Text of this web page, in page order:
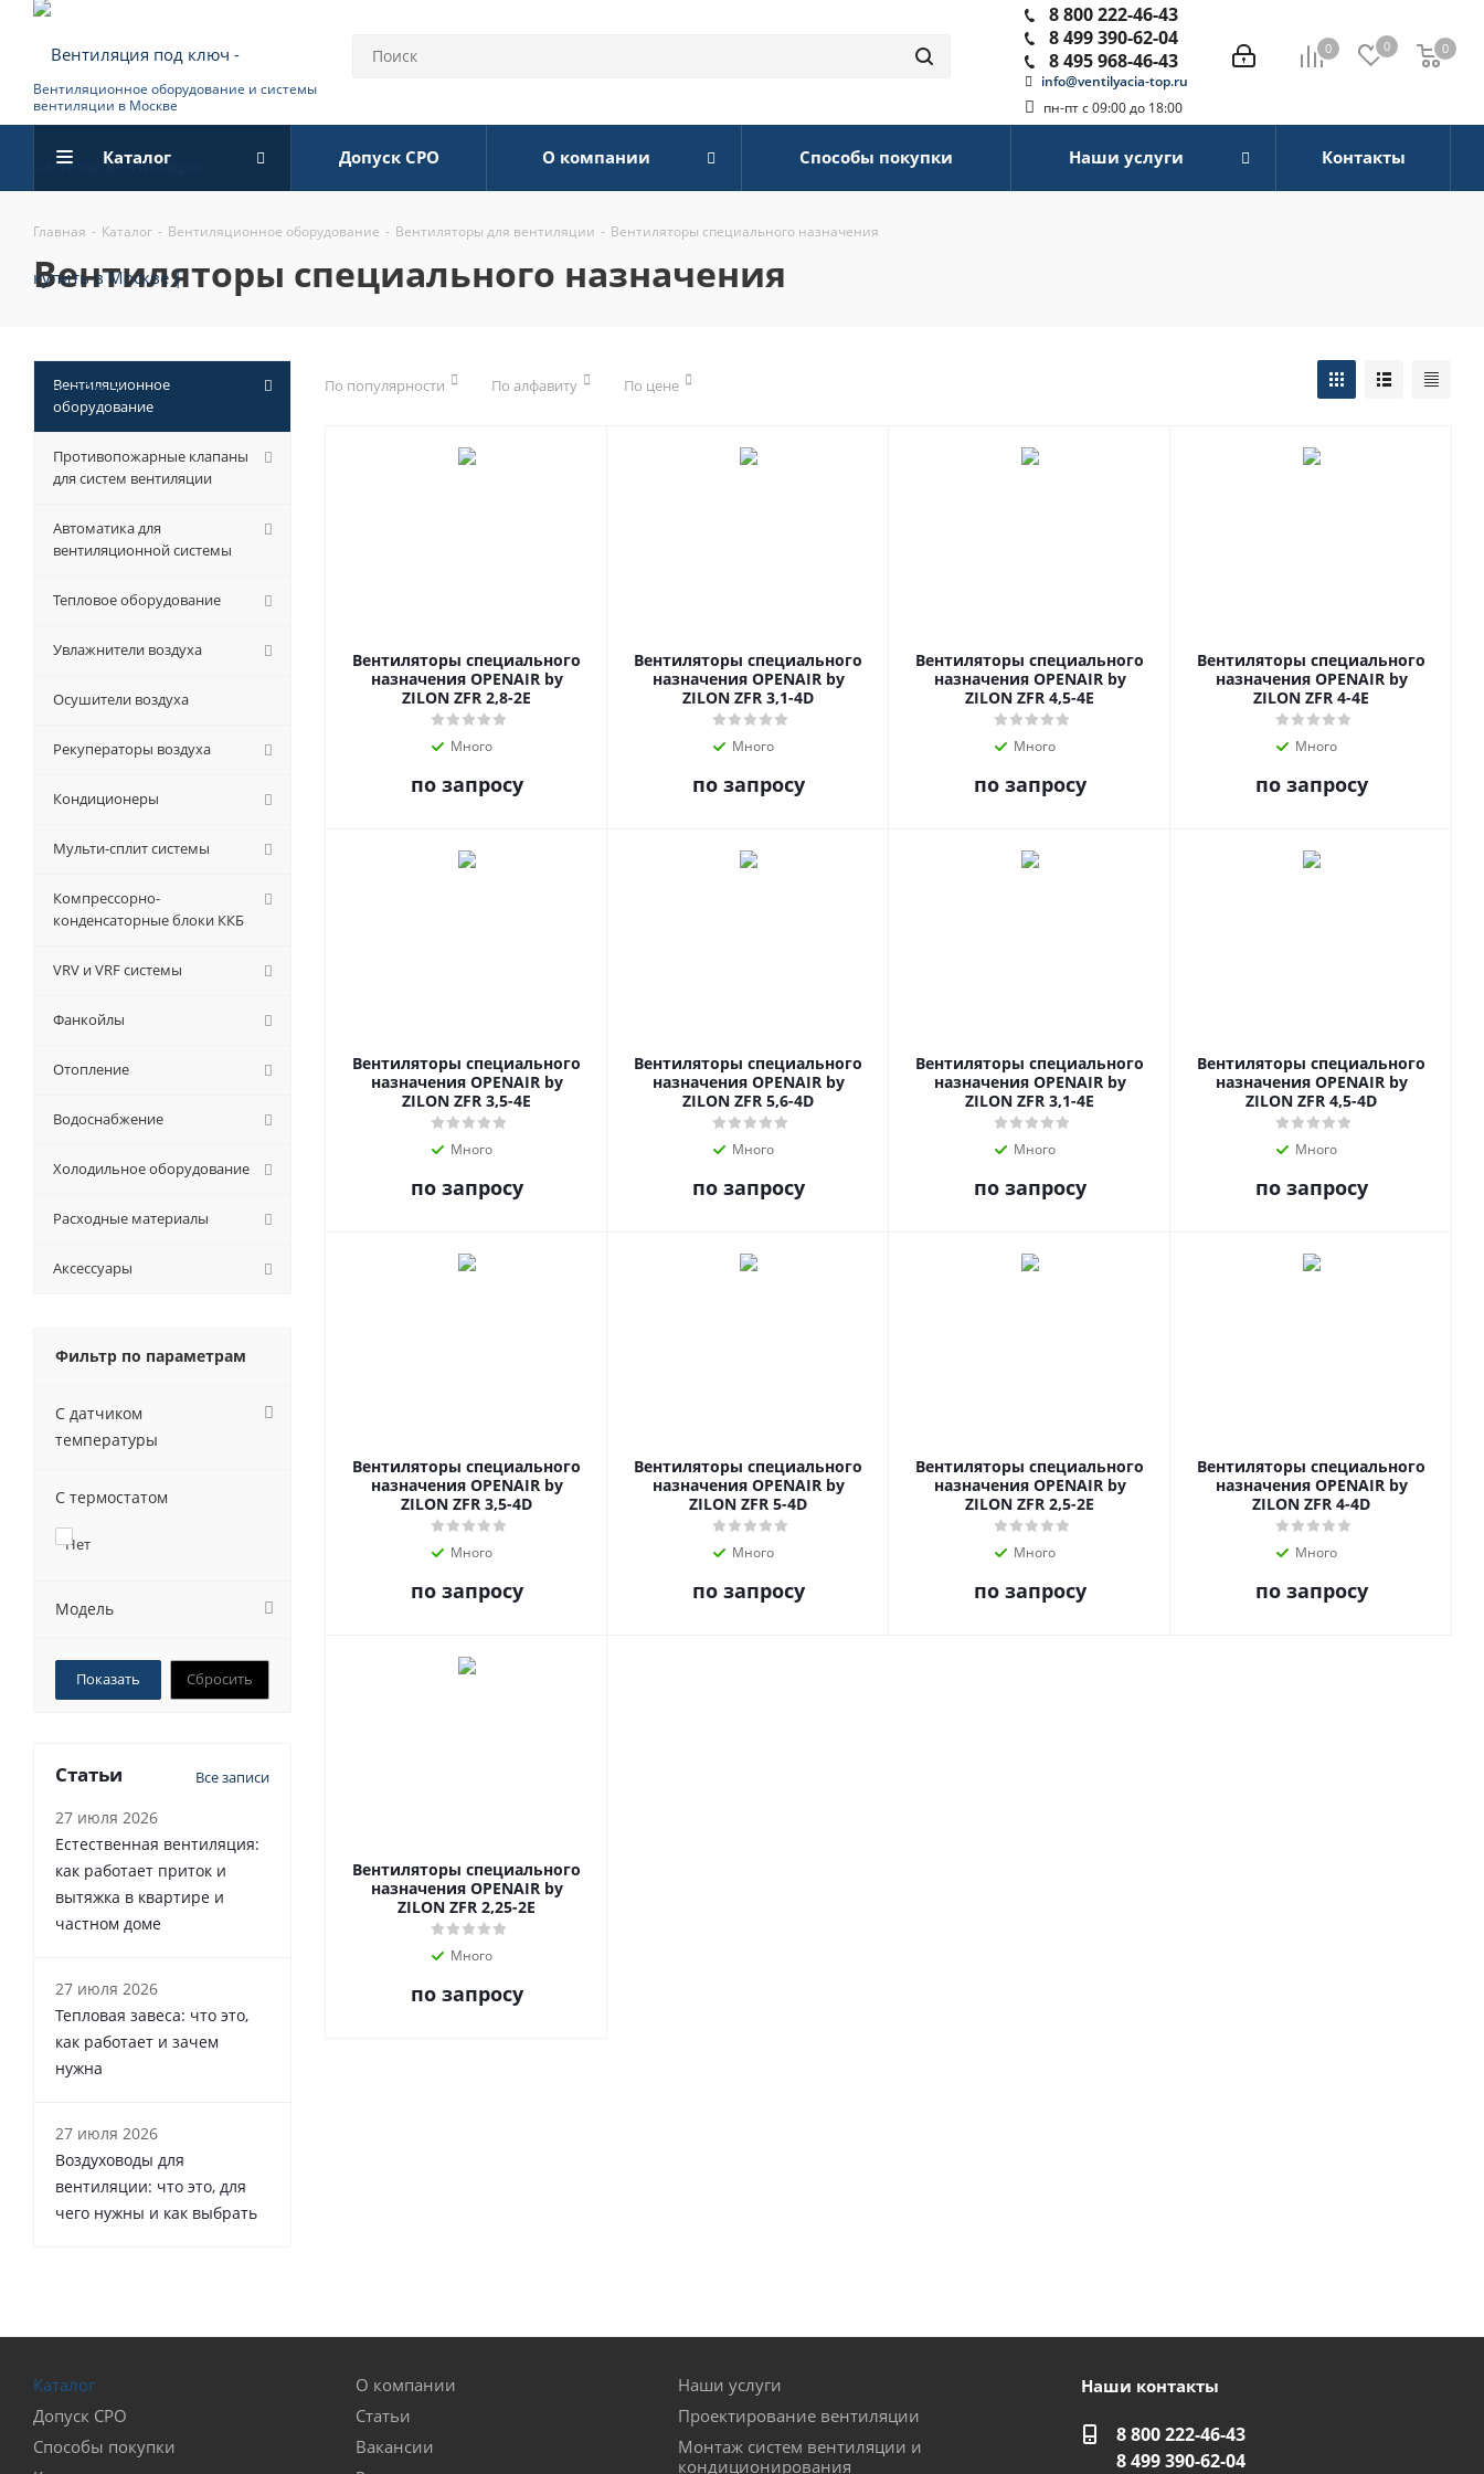
Вентиляционное оборудование и системы
вентиляции в Москве
0 0 0
0
8 800 222-46-43
8 499 390-62-04
8 495 968-46-43
info@ventilyacia-top.ru
пн-пт с 09:00 до 18:00
Каталог Допуск СРО О компании Способы покупки Наши услуги Контакты
Главная - Каталог - Вентиляционное оборудование - Вентиляторы для вентиляции - Вентиляторы специального назначения
вентиляторы специального назначения
По популярности По алфавиту По цене
Вентиляторы специального
назначения OPENAIR by
ZILON ZFR 2,8-2E
Много
по запросу
Вентиляторы специального
назначения OPENAIR by
ZILON ZFR 3,1-4D
Много
по запросу
Вентиляторы специального
назначения OPENAIR by
ZILON ZFR 4,5-4E
Много
по запросу
Вентиляторы специального
назначения OPENAIR by
ZILON ZFR 4-4E
Много
по запросу
Вентиляторы специального
назначения OPENAIR by
ZILON ZFR 3,5-4E
Много
по запросу
Вентиляторы специального
назначения OPENAIR by
ZILON ZFR 5,6-4D
Много
по запросу
Вентиляторы специального
назначения OPENAIR by
ZILON ZFR 3,1-4E
Много
по запросу
Вентиляторы специального
назначения OPENAIR by
ZILON ZFR 4,5-4D
Много
по запросу
Вентиляторы специального
назначения OPENAIR by
ZILON ZFR 3,5-4D
Много
по запросу
Вентиляторы специального
назначения OPENAIR by
ZILON ZFR 5-4D
Много
по запросу
Вентиляторы специального
назначения OPENAIR by
ZILON ZFR 2,5-2E
Много
по запросу
Вентиляторы специального
назначения OPENAIR by
ZILON ZFR 4-4D
Много
по запросу
Вентиляторы специального
назначения OPENAIR by
ZILON ZFR 2,25-2E
Много
по запросу
Вентиляционное
оборудование
Противопожарные клапаны
для систем вентиляции
Автоматика для
вентиляционной системы
Тепловое оборудование
Увлажнители воздуха
Осушители воздуха
Рекуператоры воздуха
Кондиционеры
Мульти-сплит системы
Компрессорно-
конденсаторные блоки ККБ
VRV и VRF системы
Фанкойлы
Отопление
Водоснабжение
Холодильное оборудование
Расходные материалы
Аксессуары
Фильтр по параметрам
С датчиком
температуры
С термостатом
Нет
Модель
Сбросить
Статьи Все записи
27 июля 2026
Естественная вентиляция:
как работает приток и
вытяжка в квартире и
частном доме
27 июля 2026
Тепловая завеса: что это,
как работает и зачем
нужна
27 июля 2026
Воздуховоды для
вентиляции: что это, для
чего нужны и как выбрать
Каталог
Допуск СРО
Способы покупки
О компании
Статьи
Вакансии
Наши услуги
Проектирование вентиляции
Монтаж систем вентиляции и
кондиционирования
Наши контакты
8 800 222-46-43
8 499 390-62-04